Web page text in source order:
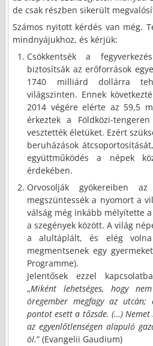
de csak részben sikerült
Számos nyitott kérdés van még.
mindnyájukhoz, és kérjük:
Csökkentsék a
biztosítsák az erőforrások
1740 milliárd dollárra
világszinten. Ennek
2014 végére elérte az 59,5
érkeztek a Földközi-
vesztették életüket. Ezért
beruházások
együttműködés a népek
érdekében.
Orvosolják gyökereiben
megszüntessék a nyomort a
válság még inkább mélyítette
a szegények között. A világ
a alultáplált, és elég
megmentsenek egy
Programme).
Jelentősek ezzel
„Miként lehetséges, hogy
öregember megfagy az
pontot esett a tőzsde. (…) Nemet
az egyenlőtlenségen alapuló
öl.” (Evangelii Gaudium)